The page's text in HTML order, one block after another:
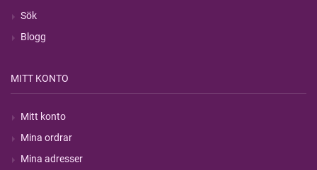
Sök
Blogg
MITT KONTO
Mitt konto
Mina ordrar
Mina adresser